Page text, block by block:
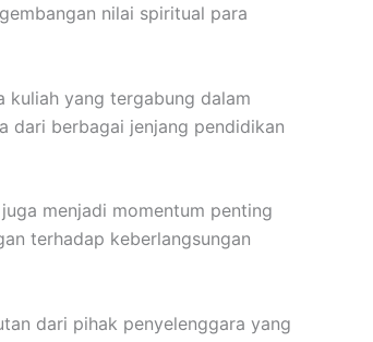
nilai spiritual para
kuliah yang tergabung dalam
dari berbagai jenjang pendidikan
menjadi momentum penting
terhadap keberlangsungan
dari pihak penyelenggara yang